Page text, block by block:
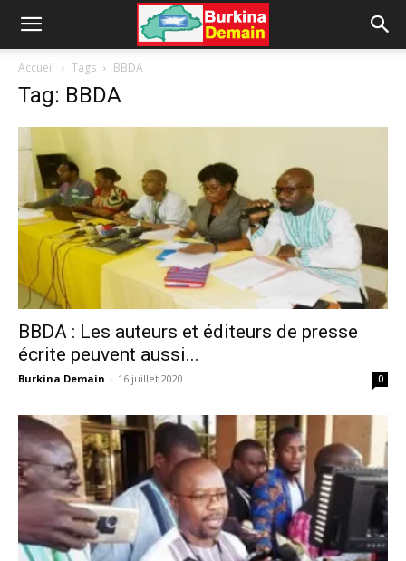
Accueil Tags BBDA
Tag: BBDA
BBDA : Les auteurs et éditeurs de presse
écrite peuvent aussi...
Burkina Demain - 16 juillet 2020 0